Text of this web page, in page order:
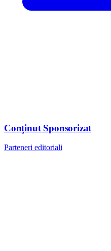
Conținut Sponsorizat
Parteneri editoriali